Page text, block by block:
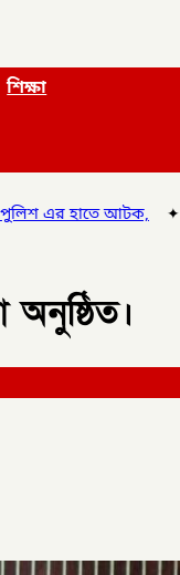
শিক্ষা
পৌরসভার